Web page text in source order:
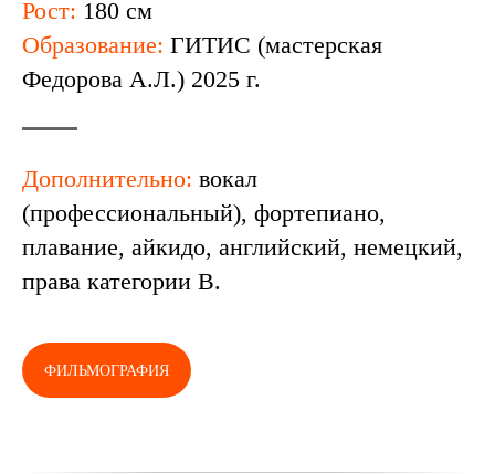
Рост: 180 см
Образование: ​ГИТИС (мастерская
Федорова А.Л.) 2025 г.
Дополнительно: вокал
(профессиональный), фортепиано,
плавание, айкидо, английский, немецкий,
права категории В.
ФИЛЬМОГРАФИЯ